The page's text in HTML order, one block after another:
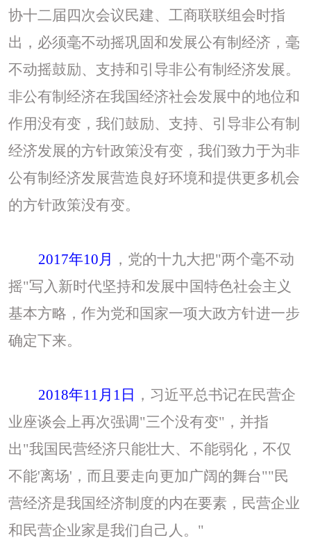
协十二届四次会议民建、工商联联组会时指
出，必须毫不动摇巩固和发展公有制经济，毫
不动摇鼓励、支持和引导非公有制经济发展。
非公有制经济在我国经济社会发展中的地位和
作用没有变，我们鼓励、支持、引导非公有制
经济发展的方针政策没有变，我们致力于为非
公有制经济发展营造良好环境和提供更多机会
的方针政策没有变。
2017年10月 ，党的十九大把"两个毫不动
摇"写入新时代坚持和发展中国特色社会主义
基本方略，作为党和国家一项大政方针进一步
确定下来。
2018年11月1日 ，习近平总书记在民营企
业座谈会上再次强调"三个没有变"，并指
出"我国民营经济只能壮大、不能弱化，不仅
不能'离场'，而且要走向更加广阔的舞台""民
营经济是我国经济制度的内在要素，民营企业
和民营企业家是我们自己人。"